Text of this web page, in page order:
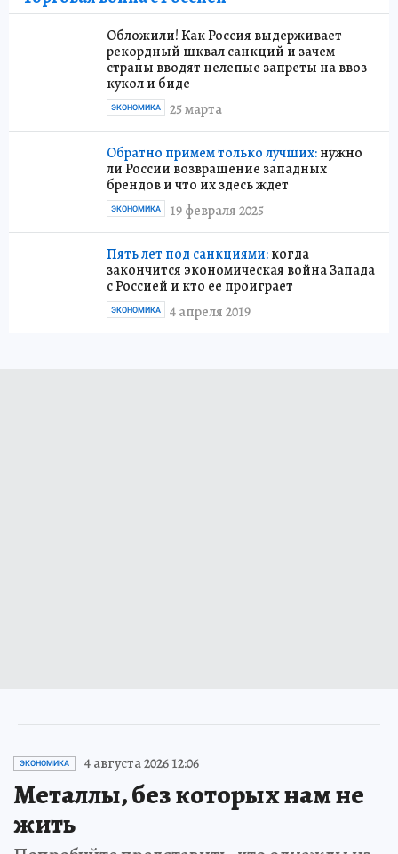
Обложили! Как Россия выдерживает
рекордный шквал санкций и зачем
страны вводят нелепые запреты на ввоз
кукол и биде
25 марта
ЭКОНОМИКА
Обратно примем только лучших:нужно
ли России возвращение западных
брендов и что их здесь ждет
19 февраля 2025
ЭКОНОМИКА
Пять лет под санкциями:когда
закончится экономическая война Запада
с Россией и кто ее проиграет
4 апреля 2019
ЭКОНОМИКА
ЭКОНОМИКА 4 августа 2026 12:06
Металлы, без которых нам не
жить